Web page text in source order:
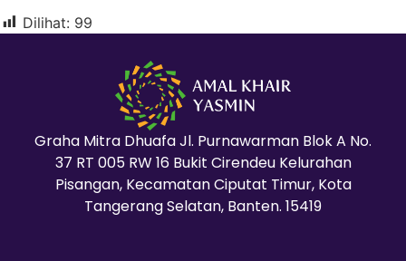
Dilihat: 99
Graha Mitra Dhuafa Jl. Purnawarman Blok A No.
37 RT 005 RW 16 Bukit Cirendeu Kelurahan
Pisangan, Kecamatan Ciputat Timur, Kota
Tangerang Selatan, Banten. 15419